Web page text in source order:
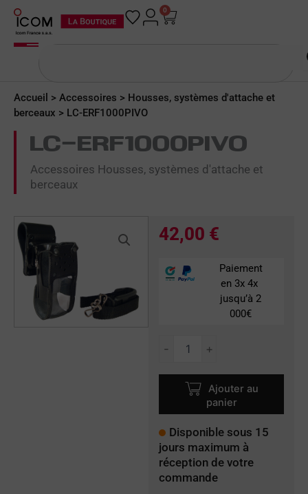
Aller
contenu
0
Panier
Accueil > Accessoires > Housses, systèmes d'attache et
berceaux > LC-ERF1000PIVO
LC-ERF1000PIVO
Accessoires Housses, systèmes d'attache et
berceaux
42,00 €
Paiement
en 3x 4x
jusqu’à 2
000€
-
ERF1000PIVO
+
Ajouter au
panier
Disponible sous 15
jours maximum à
réception de votre
commande